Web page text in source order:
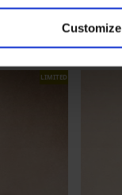
Customize
LIMITED